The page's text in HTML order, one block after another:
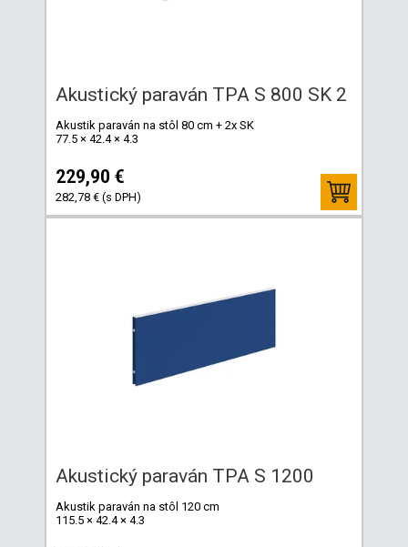
Akustický paraván TPA S 800 SK 2
Akustik paraván na stôl 80 cm + 2x SK
77.5 × 42.4 × 4.3
229,90 €
282,78 € (s DPH)
Akustický paraván TPA S 1200
Akustik paraván na stôl 120 cm
115.5 × 42.4 × 4.3